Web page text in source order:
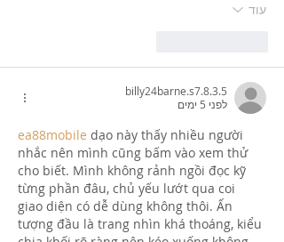
עוד
billy24barne.s7.8.3.5
לפני 5 ימים
ea88mobile dạo này thấy nhiều người
nhắc nên mình cũng bấm vào xem thử
cho biết. Mình không rảnh ngồi đọc kỹ
từng phần đâu, chủ yếu lướt qua coi
giao diện có dễ dùng không thôi. Ấn
tượng đầu là trang nhìn khá thoáng, kiểu